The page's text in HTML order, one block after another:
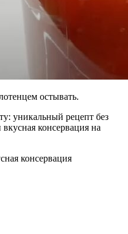
остывать.
консервация